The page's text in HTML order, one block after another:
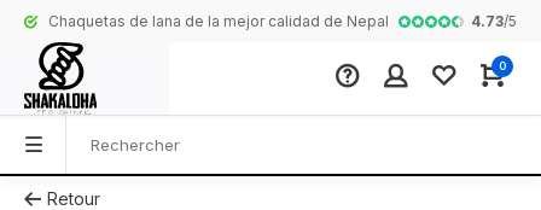
Chaquetas de lana de la mejor calidad de Nepal Collection
4.73/5
0
Retour